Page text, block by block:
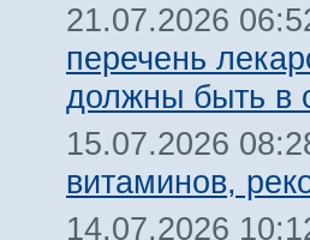
21.07.2026
перечень
должны быть в
15.07.2026
витаминов,
14.07.2026